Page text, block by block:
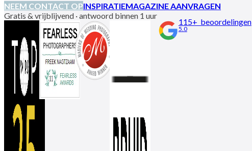
NEEM CONTACT OPINSPIRATIEMAGAZINE AANVRAGEN
Gratis & vrijblijvend · antwoord binnen 1 uur
115+ beoordelingen
5.0